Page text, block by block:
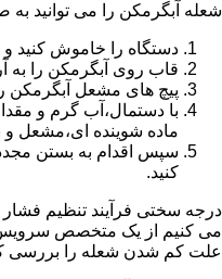
شعله آبگرمکن را می توانید به
دستگاه را خاموش کنید و
قاب روی آبگرمکن را به
پیچ های مشعل آبگرمکن
با دستمال،آب گرم و
ماده شوینده ای،مشعل و
سپس اقدام به بستن
کنید.
درجه سختی فرآیند تنظیم
می کنیم از یک متخصص سرویس
علت کم شدن شعله را بررسی